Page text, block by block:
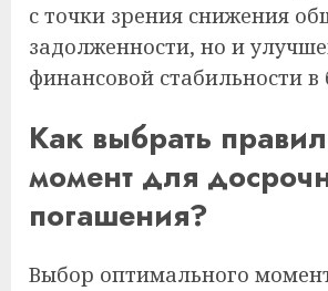
с точки зрения снижения
задолженности, но и
финансовой стабильности
Как выбрать
момент для
погашения?
Выбор оптимального